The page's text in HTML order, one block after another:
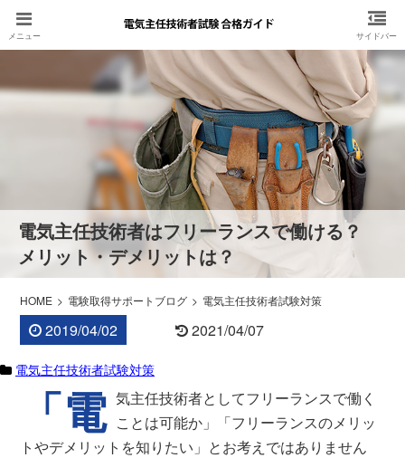
電気主任技術者はフリーランスで働ける？
メリット・デメリットは？
HOME 電験取得サポートブログ 電気主任技術者試験対策
2019/04/02 2021/04/07
電気主任技術者試験対策
「電 気主任技術者としてフリーランスで働く
ことは可能か」「フリーランスのメリッ
トやデメリットを知りたい」とお考えではありません